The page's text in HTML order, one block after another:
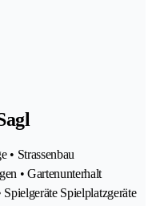
• Strassenbau
• Gartenunterhalt
Spielgeräte Spielplatzgeräte